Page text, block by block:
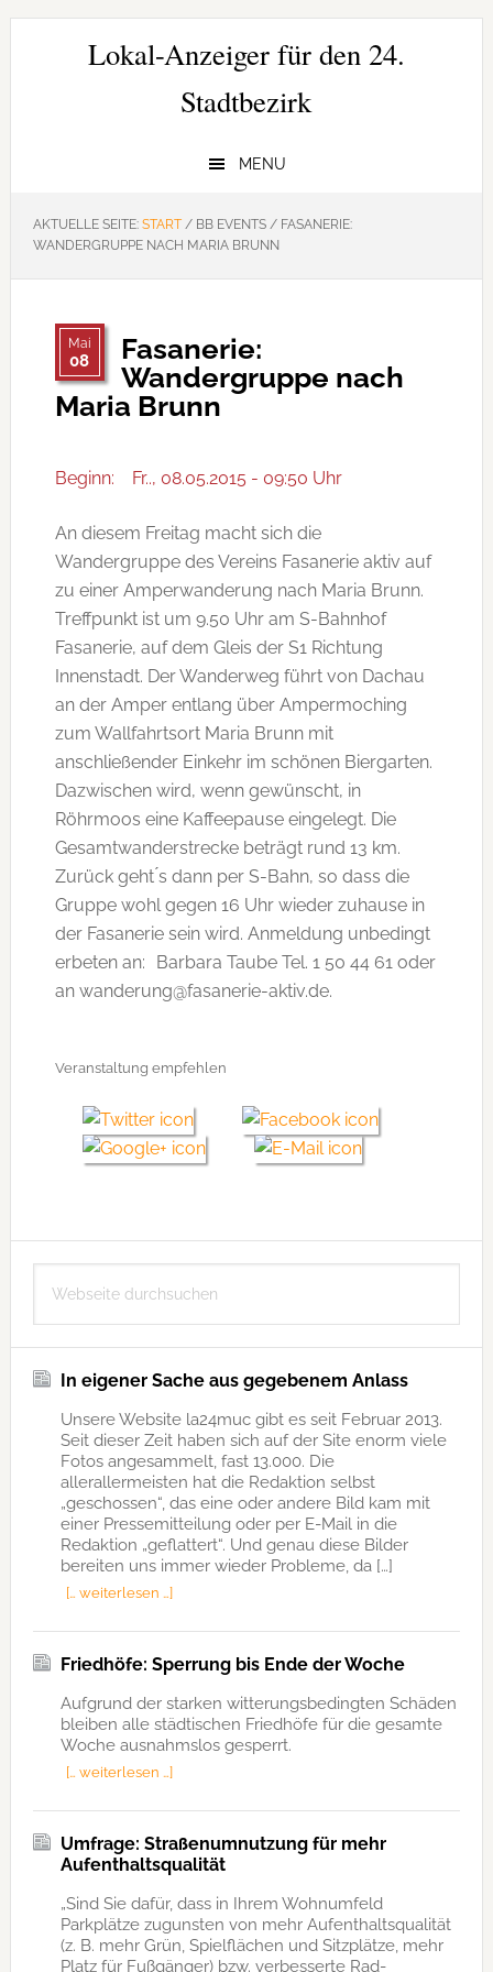
Zur
Hauptnavigation
Zum
Zur
SeitenspalteLokal-Anzeiger für den 24.
Stadtbezirk
MENU
AKTUELLE SEITE: START /BB EVENTS /FASANERIE:
WANDERGRUPPE NACH MARIA BRUNN
Mai
08
Fasanerie:
Wandergruppe nach
Maria Brunn
Beginn: Fr.., 08.05.2015 - 09:50 Uhr
An diesem Freitag macht sich die
Wandergruppe des Vereins Fasanerie aktiv auf
zu einer Amperwanderung nach Maria Brunn.
Treffpunkt ist um 9.50 Uhr am S-Bahnhof
Fasanerie, auf dem Gleis der S1 Richtung
Innenstadt. Der Wanderweg führt von Dachau
an der Amper entlang über Ampermoching
zum Wallfahrtsort Maria Brunn mit
anschließender Einkehr im schönen Biergarten.
Dazwischen wird, wenn gewünscht, in
Röhrmoos eine Kaffeepause eingelegt. Die
Gesamtwanderstrecke beträgt rund 13 km.
Zurück geht ́s dann per S-Bahn, so dass die
Gruppe wohl gegen 16 Uhr wieder zuhause in
der Fasanerie sein wird. Anmeldung unbedingt
erbeten an: Barbara Taube Tel. 1 50 44 61 oder
an wanderung@fasanerie-aktiv.de.
Veranstaltung empfehlen
Seitenspalte
durchsuchen
In eigener Sache aus gegebenem Anlass
Unsere Website la24muc gibt es seit Februar 2013.
Seit dieser Zeit haben sich auf der Site enorm viele
Fotos angesammelt, fast 13.000. Die
allerallermeisten hat die Redaktion selbst
„geschossen“, das eine oder andere Bild kam mit
einer Pressemitteilung oder per E-Mail in die
Redaktion „geflattert“. Und genau diese Bilder
bereiten uns immer wieder Probleme, da […]
[… weiterlesen …]
Friedhöfe: Sperrung bis Ende der Woche
Aufgrund der starken witterungsbedingten Schäden
bleiben alle städtischen Friedhöfe für die gesamte
Woche ausnahmslos gesperrt.
[… weiterlesen …]
Umfrage: Straßenumnutzung für mehr
Aufenthaltsqualität
„Sind Sie dafür, dass in Ihrem Wohnumfeld
Parkplätze zugunsten von mehr Aufenthaltsqualität
(z. B. mehr Grün, Spielflächen und Sitzplätze, mehr
Platz für Fußgänger) bzw. verbesserte Rad-